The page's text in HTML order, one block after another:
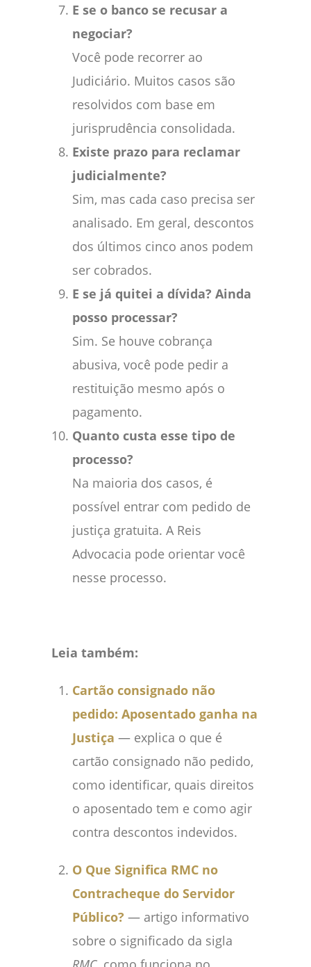
E se o banco se recusar a
negociar?
Você pode recorrer ao
Judiciário. Muitos casos são
resolvidos com base em
jurisprudência consolidada.
Existe prazo para reclamar
judicialmente?
Sim, mas cada caso precisa ser
analisado. Em geral, descontos
dos últimos cinco anos podem
ser cobrados.
E se já quitei a dívida? Ainda
posso processar?
Sim. Se houve cobrança
abusiva, você pode pedir a
restituição mesmo após o
pagamento.
Quanto custa esse tipo de
processo?
Na maioria dos casos, é
possível entrar com pedido de
justiça gratuita. A Reis
Advocacia pode orientar você
nesse processo.
Leia também:
Cartão consignado não
pedido: Aposentado ganha na
Justiça — explica o que é
cartão consignado não pedido,
como identificar, quais direitos
o aposentado tem e como agir
contra descontos indevidos.
O Que Significa RMC no
Contracheque do Servidor
Público? — artigo informativo
sobre o significado da sigla